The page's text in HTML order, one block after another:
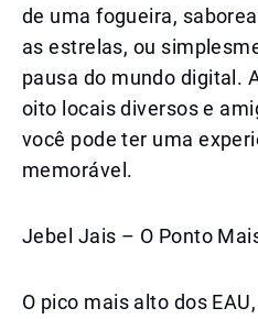
de uma fogueira,
as estrelas, ou
pausa do mundo digital.
oito locais diversos e
você pode ter uma
memorável.
Jebel Jais – O Ponto
O pico mais alto dos